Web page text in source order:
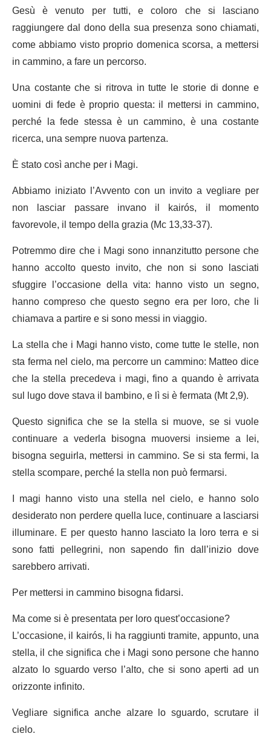
Gesù è venuto per tutti, e coloro che si lasciano
raggiungere dal dono della sua presenza sono chiamati,
come abbiamo visto proprio domenica scorsa, a mettersi
in cammino, a fare un percorso.
Una costante che si ritrova in tutte le storie di donne e
uomini di fede è proprio questa: il mettersi in cammino,
perché la fede stessa è un cammino, è una costante
ricerca, una sempre nuova partenza.
È stato così anche per i Magi.
Abbiamo iniziato l’Avvento con un invito a vegliare per
non lasciar passare invano il kairós, il momento
favorevole, il tempo della grazia (Mc 13,33-37).
Potremmo dire che i Magi sono innanzitutto persone che
hanno accolto questo invito, che non si sono lasciati
sfuggire l’occasione della vita: hanno visto un segno,
hanno compreso che questo segno era per loro, che li
chiamava a partire e si sono messi in viaggio.
La stella che i Magi hanno visto, come tutte le stelle, non
sta ferma nel cielo, ma percorre un cammino: Matteo dice
che la stella precedeva i magi, fino a quando è arrivata
sul lugo dove stava il bambino, e lì si è fermata (Mt 2,9).
Questo significa che se la stella si muove, se si vuole
continuare a vederla bisogna muoversi insieme a lei,
bisogna seguirla, mettersi in cammino. Se si sta fermi, la
stella scompare, perché la stella non può fermarsi.
I magi hanno visto una stella nel cielo, e hanno solo
desiderato non perdere quella luce, continuare a lasciarsi
illuminare. E per questo hanno lasciato la loro terra e si
sono fatti pellegrini, non sapendo fin dall’inizio dove
sarebbero arrivati.
Per mettersi in cammino bisogna fidarsi.
Ma come si è presentata per loro quest’occasione?
L’occasione, il kairós, li ha raggiunti tramite, appunto, una
stella, il che significa che i Magi sono persone che hanno
alzato lo sguardo verso l’alto, che si sono aperti ad un
orizzonte infinito.
Vegliare significa anche alzare lo sguardo, scrutare il
cielo.